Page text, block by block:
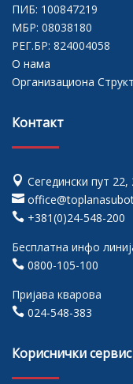
ПИБ: 100847219
МБР: 08038180
РЕГ.БР: 824004058
О нама
Организациона
Контакт
 Сегедински пут

 +381(0)24-548-200
Бесплатна инфо
 0800-105-100
Пријава кварова
 024-548-383
Кориснички сервис